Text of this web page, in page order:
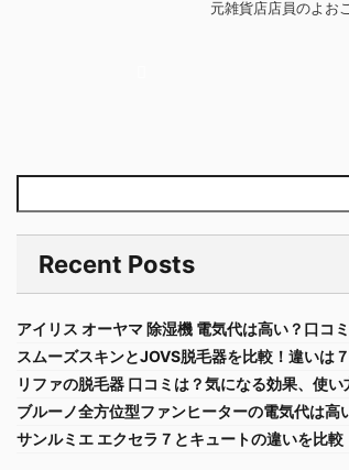
元雑貨店店員のよお
Recent Posts
アイリス オーヤマ 除湿機 電気代は高い？口コ
スムーズスキンとJOVS脱毛器を比較！違いは
リファの脱毛器 口コミは？気になる効果、使い
ブルーノ全方位型ファンヒーターの電気代は高
サンルミエ エクセラ７とキュートの違いを比較